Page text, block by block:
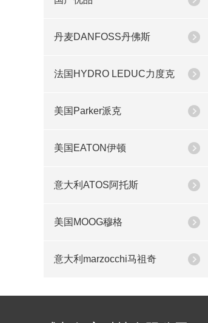
丹麦DANFOSS丹佛斯
法国HYDRO LEDUC力度克
美国Parker派克
美国EATON伊顿
意大利ATOS阿托斯
美国MOOG穆格
意大利marzocchi马祖奇